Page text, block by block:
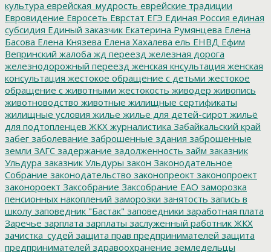
культура еврейская_мудрость еврейские традиции
Евровидение Евросеть Еврстат ЕГЭ Единая Россия единая
субсидия Единый заказчик Екатерина Румянцева Елена
Басова Елена Князева Елена Хахалева ель ЕНВД Ефим
Вепринский жалоба жд переезд железная дорога
железнодорожный переезд женская кнсультация женская
консультация жестокое обращение с детьми жестокое
обращение с животными жестокость живодер живопись
животноводство животные жилищные сертификаты
жилищные условия жилье жилье для детей-сирот жильё
для подтопленцев ЖКХ журналистика Забайкальский край
забег заболевание заброшенные здания заброшенные
земли ЗАГС задержание задолженность займ заказник
Ульдура заказник Ульдуры закон Законодательное
Собрание законодательство законопреокт законопроект
законороект Заксобрание Заксобрание ЕАО заморозка
пенсионных накоплений заморозки занятость запись в
школу заповедник "Бастак" заповедники заработная плата
Заречье зарплата зарплаты заслуженный работник ЖКХ
зачистка_судей защита прав предпринимателей защита
предпринимателей здравоохранение земледельцы